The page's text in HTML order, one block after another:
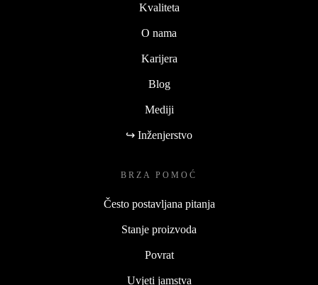
Kvaliteta
O nama
Karijera
Blog
Mediji
↪ Inženjerstvo
BRZA POMOĆ
Često postavljana pitanja
Stanje proizvoda
Povrat
Uvjeti jamstva